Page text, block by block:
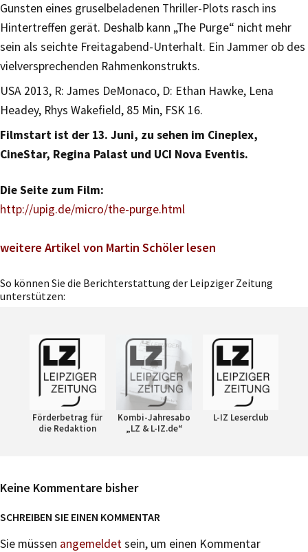
Gunsten eines gruselbeladenen Thriller-Plots rasch ins
Hintertreffen gerät. Deshalb kann „The Purge“ nicht mehr
sein als seichte Freitagabend-Unterhalt. Ein Jammer ob des
vielversprechenden Rahmenkonstrukts.
USA 2013, R: James DeMonaco, D: Ethan Hawke, Lena
Headey, Rhys Wakefield, 85 Min, FSK 16.
Filmstart ist der 13. Juni, zu sehen im Cineplex,
CineStar, Regina Palast und UCI Nova Eventis.
Die Seite zum Film:
http://upig.de/micro/the-purge.html
weitere Artikel von Martin Schöler lesen
So können Sie die Berichterstattung der Leipziger Zeitung
unterstützen:
Förderbetrag für
die Redaktion
Kombi-Jahresabo
„LZ & L-IZ.de“
L-IZ Leserclub
Keine Kommentare bisher
SCHREIBEN SIE EINEN KOMMENTAR
Sie müssen angemeldetsein, um einen Kommentar